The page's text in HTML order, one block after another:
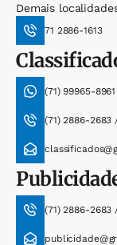
Demais
71 2886-1613
(71) 99965-8961
(71) 2886-2683
(71) 2886-2683